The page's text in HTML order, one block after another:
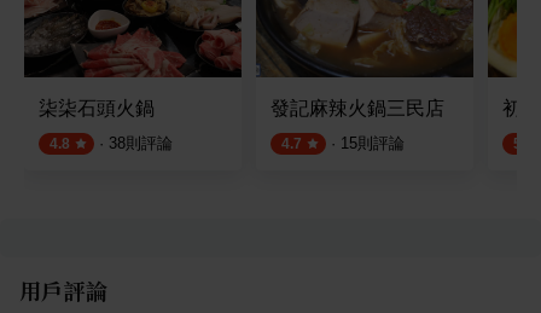
柒柒石頭火鍋
4.8 · 38則評論
發記麻辣火鍋三民店
4.7 · 15則評論
初
5.0
用戶評論